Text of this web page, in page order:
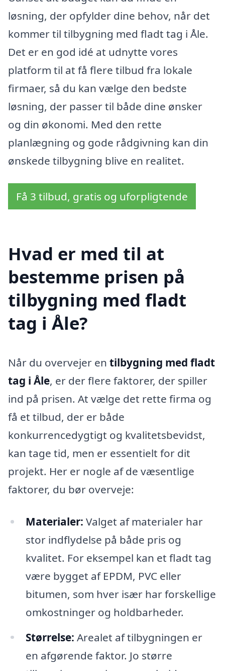
løsning, der opfylder dine behov, når det
kommer til tilbygning med fladt tag i Åle.
Det er en god idé at udnytte vores
platform til at få flere tilbud fra lokale
firmaer, så du kan vælge den bedste
løsning, der passer til både dine ønsker
og din økonomi. Med den rette
planlægning og gode rådgivning kan din
ønskede tilbygning blive en realitet.
Få 3 tilbud, gratis og uforpligtende
Hvad er med til at
bestemme prisen på
tilbygning med fladt
tag i Åle?
Når du overvejer en tilbygning med fladt
tag i Åle, er der flere faktorer, der spiller
ind på prisen. At vælge det rette firma og
få et tilbud, der er både
konkurrencedygtigt og kvalitetsbevidst,
kan tage tid, men er essentielt for dit
projekt. Her er nogle af de væsentlige
faktorer, du bør overveje:
Materialer: Valget af materialer har
stor indflydelse på både pris og
kvalitet. For eksempel kan et fladt tag
være bygget af EPDM, PVC eller
bitumen, som hver især har forskellige
omkostninger og holdbarheder.
Størrelse: Arealet af tilbygningen er
en afgørende faktor. Jo større